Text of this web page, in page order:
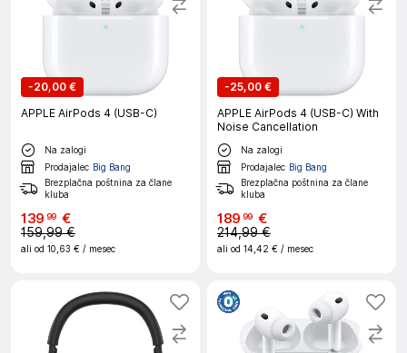
-20,00 €
APPLE AirPods 4 (USB-C)
Na zalogi
Prodajalec Big Bang
Brezplačna poštnina za člane
kluba
139 99 €
159,99 €
ali od 10,63 € / mesec
-25,00 €
APPLE AirPods 4 (USB-C) With
Noise Cancellation
Na zalogi
Prodajalec Big Bang
Brezplačna poštnina za člane
kluba
189 99 €
214,99 €
ali od 14,42 € / mesec